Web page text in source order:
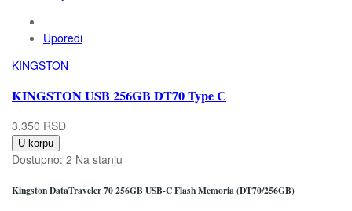
Uporedi
KINGSTON
KINGSTON USB 256GB DT70 Type C
3.350 RSD
U korpu
Dostupno: 2 Na stanju
Kingston DataTraveler 70 256GB USB-C Flash Memoria (DT70/256GB)